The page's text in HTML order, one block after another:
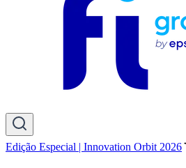
Edição Especial | Innovation Orbit 2026